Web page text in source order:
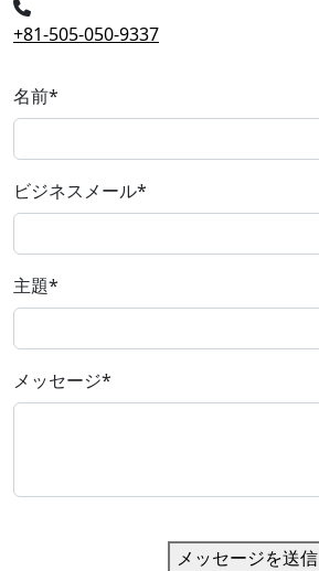
+81-505-050-9337
名前*
ビジネスメール*
主題*
メッセージ*
メッセージを送信